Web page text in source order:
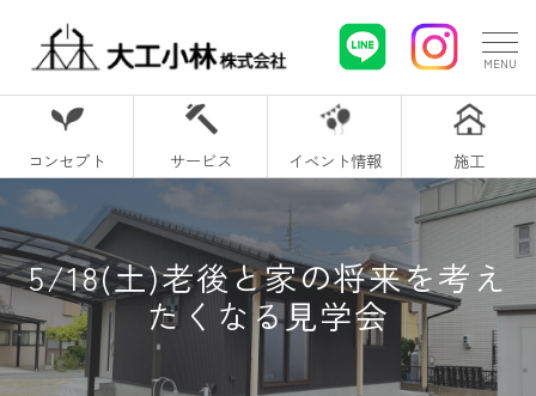
コンセプト サービス イベント情報 施工
5/18(土)老後と家の将来を考え
たくなる見学会